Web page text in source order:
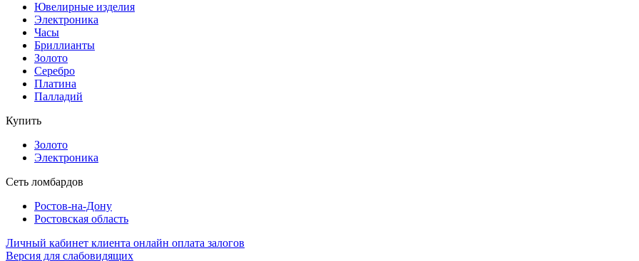
Ювелирные изделия
Электроника
Часы
Бриллиaнты
Золото
Серебро
Платина
Палладий
Купить
Золото
Электроника
Сеть ломбардов
Ростов-на-Дону
Ростовcкая область
Личный кабинет клиента онлайн оплата залогов
Версия для слабовидящих